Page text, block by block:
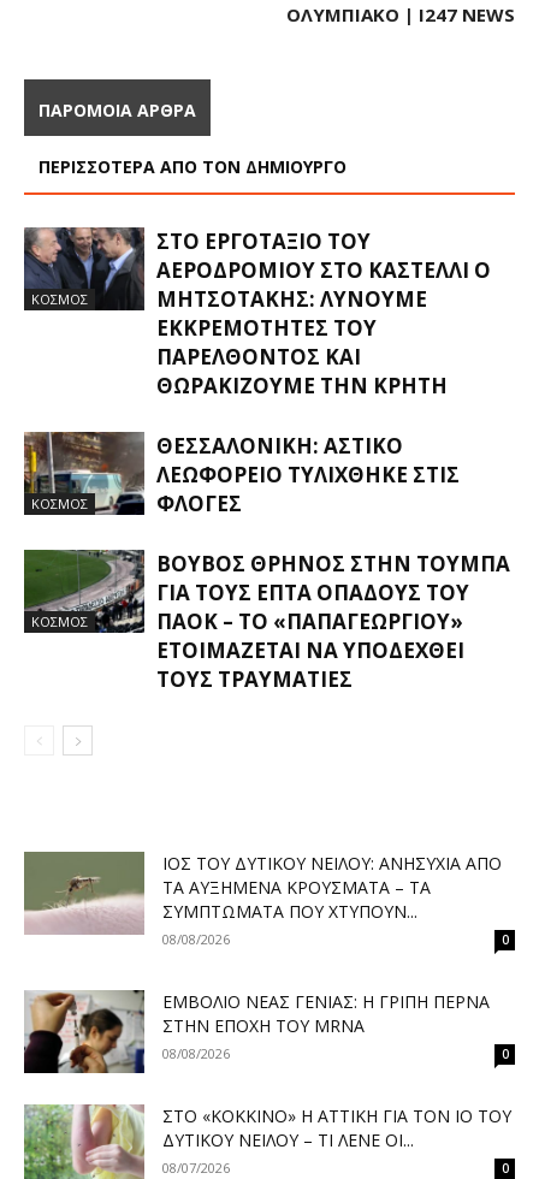
ΟΛΥΜΠΙΑΚΌ | I247 NEWS
ΠΑΡΟΜΟΙΑ ΑΡΘΡΑ
ΠΕΡΙΣΣΟΤΕΡΑ ΑΠΟ ΤΟΝ ΔΗΜΙΟΥΡΓΟ
ΚΟΣΜΟΣ
ΣΤΟ ΕΡΓΟΤΆΞΙΟ ΤΟΥ
ΑΕΡΟΔΡΟΜΊΟΥ ΣΤΟ ΚΑΣΤΈΛΛΙ Ο
ΜΗΤΣΟΤΆΚΗΣ: ΛΎΝΟΥΜΕ
ΕΚΚΡΕΜΌΤΗΤΕΣ ΤΟΥ
ΠΑΡΕΛΘΌΝΤΟΣ ΚΑΙ
ΘΩΡΑΚΊΖΟΥΜΕ ΤΗΝ ΚΡΉΤΗ
ΚΟΣΜΟΣ
ΘΕΣΣΑΛΟΝΊΚΗ: ΑΣΤΙΚΌ
ΛΕΩΦΟΡΕΊΟ ΤΥΛΊΧΘΗΚΕ ΣΤΙΣ
ΦΛΌΓΕΣ
ΚΟΣΜΟΣ
ΒΟΥΒΌΣ ΘΡΉΝΟΣ ΣΤΗΝ ΤΟΎΜΠΑ
ΓΙΑ ΤΟΥΣ ΕΠΤΆ ΟΠΑΔΟΎΣ ΤΟΥ
ΠΑΟΚ – ΤΟ «ΠΑΠΑΓΕΩΡΓΊΟΥ»
ΕΤΟΙΜΆΖΕΤΑΙ ΝΑ ΥΠΟΔΕΧΘΕΊ
ΤΟΥΣ ΤΡΑΥΜΑΤΊΕΣ
ΙΌΣ ΤΟΥ ΔΥΤΙΚΟΎ ΝΕΊΛΟΥ: ΑΝΗΣΥΧΊΑ ΑΠΌ
ΤΑ ΑΥΞΗΜΈΝΑ ΚΡΟΎΣΜΑΤΑ – ΤΑ
ΣΥΜΠΤΏΜΑΤΑ ΠΟΥ ΧΤΥΠΟΎΝ...
08/08/2026 0
ΕΜΒΌΛΙΟ ΝΈΑΣ ΓΕΝΙΆΣ: Η ΓΡΊΠΗ ΠΕΡΝΆ
ΣΤΗΝ ΕΠΟΧΉ ΤΟΥ MRNA
08/08/2026 0
ΣΤΟ «ΚΌΚΚΙΝΟ» Η ΑΤΤΙΚΉ ΓΙΑ ΤΟΝ ΙΌ ΤΟΥ
ΔΥΤΙΚΟΎ ΝΕΊΛΟΥ – ΤΙ ΛΈΝΕ ΟΙ...
08/07/2026 0